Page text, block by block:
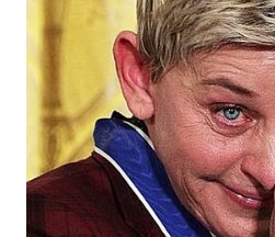
WN
WN
DEPOK
WN
TAPANULI